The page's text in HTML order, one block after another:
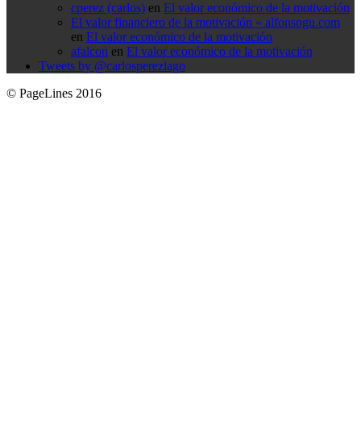
cperez (carlos) en El valor económico de la motivación
El valor financiero de la motivación « alfonsogu.com
en El valor económico de la motivación
afalcon en El valor económico de la motivación
Tweets by @carlosperezlago
© PageLines 2016